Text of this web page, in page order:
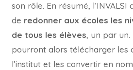
son rôle. En résumé,
de redonner aux écoles les
de tous les élèves, un par un.
pourront alors télécharger les
l’institut et les convertir en